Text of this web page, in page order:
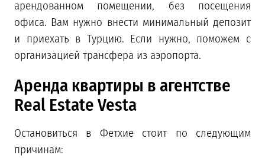
арендованном помещении, без посещения
офиса. Вам нужно внести минимальный депозит
и приехать в Турцию. Если нужно, поможем с
организацией трансфера из аэропорта.
Аренда квартиры в агентстве
Real Estate Vesta
Остановиться в Фетхие стоит по следующим
причинам: